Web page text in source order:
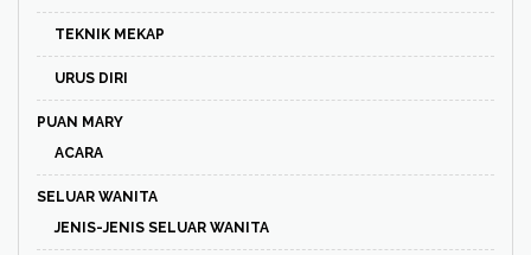
TEKNIK MEKAP
URUS DIRI
PUAN MARY
ACARA
SELUAR WANITA
JENIS-JENIS SELUAR WANITA